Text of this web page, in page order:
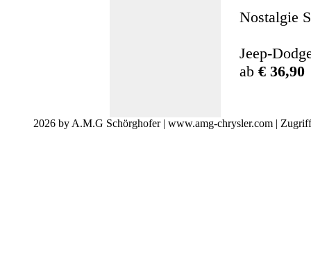
Nostalgie
Jeep-
ab € 36,90
2026 by A.M.G Schörghofer | www.amg-chrysler.com |